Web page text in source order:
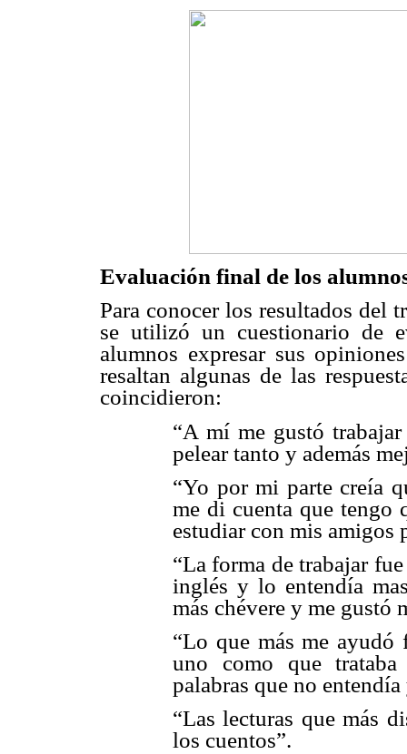
Evaluación final de los
Para conocer los resultados del
se utilizó un cuestionario de
alumnos expresar sus
resaltan algunas de las
coincidieron:
“A mí me gustó
pelear tanto y además
“Yo por mi parte creía
me di cuenta que tengo
estudiar con mis amigos
“La forma de trabajar
inglés y lo entendía
más chévere y me gustó
“Lo que más me ayudó
uno como que
palabras que no
“Las lecturas que más
los cuentos”.